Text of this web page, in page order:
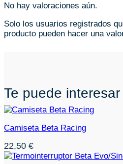
No hay valoraciones aún.
Solo los usuarios registrados
producto pueden hacer una
Te puede interesar
Camiseta Beta Racing
22,50 €